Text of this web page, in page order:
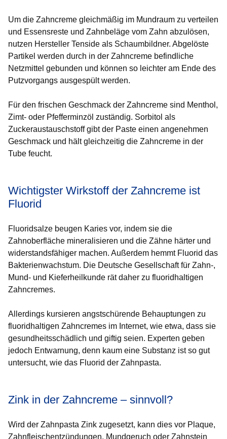
Um die Zahncreme gleichmäßig im Mundraum zu verteilen
und Essensreste und Zahnbeläge vom Zahn abzulösen,
nutzen Hersteller Tenside als Schaumbildner. Abgelöste
Partikel werden durch in der Zahncreme befindliche
Netzmittel gebunden und können so leichter am Ende des
Putzvorgangs ausgespült werden.
Für den frischen Geschmack der Zahncreme sind Menthol,
Zimt- oder Pfefferminzöl zuständig. Sorbitol als
Zuckeraustauschstoff gibt der Paste einen angenehmen
Geschmack und hält gleichzeitig die Zahncreme in der
Tube feucht.
Wichtigster Wirkstoff der Zahncreme ist
Fluorid
Fluoridsalze beugen Karies vor, indem sie die
Zahnoberfläche mineralisieren und die Zähne härter und
widerstandsfähiger machen. Außerdem hemmt Fluorid das
Bakterienwachstum. Die Deutsche Gesellschaft für Zahn-,
Mund- und Kieferheilkunde rät daher zu fluoridhaltigen
Zahncremes.
Allerdings kursieren angstschürende Behauptungen zu
fluoridhaltigen Zahncremes im Internet, wie etwa, dass sie
gesundheitsschädlich und giftig seien. Experten geben
jedoch Entwarnung, denn kaum eine Substanz ist so gut
untersucht, wie das Fluorid der Zahnpasta.
Zink in der Zahncreme – sinnvoll?
Wird der Zahnpasta Zink zugesetzt, kann dies vor Plaque,
Zahnfleischentzündungen, Mundgeruch oder Zahnstein